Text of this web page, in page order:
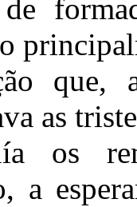
que,
as
os
a